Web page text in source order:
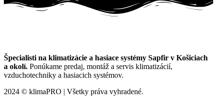
Špecialisti na klimatizácie a hasiace systémy Sapfir v Košiciach
a okolí. Ponúkame predaj, montáž a servis klimatizácií,
vzduchotechniky a hasiacich systémov.
2024 © klimaPRO | Všetky práva vyhradené.